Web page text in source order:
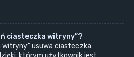
ciasteczka witryny”?
witryny” usuwa ciasteczka